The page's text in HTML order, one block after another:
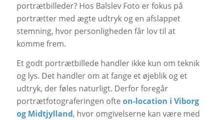
portrætbilleder? Hos Balslev Foto er fokus på
portrætter med ægte udtryk og en afslappet
stemning, hvor personligheden får lov til at
komme frem.
Et godt portrætbillede handler ikke kun om teknik
og lys. Det handler om at fange et øjeblik og et
udtryk, der føles naturligt. Derfor foregår
portrætfotograferingen ofte on-location i Viborg
og Midtjylland, hvor omgivelserne kan være med